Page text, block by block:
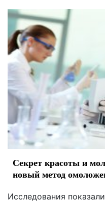
Секрет красоты и
новый метод
Исследования